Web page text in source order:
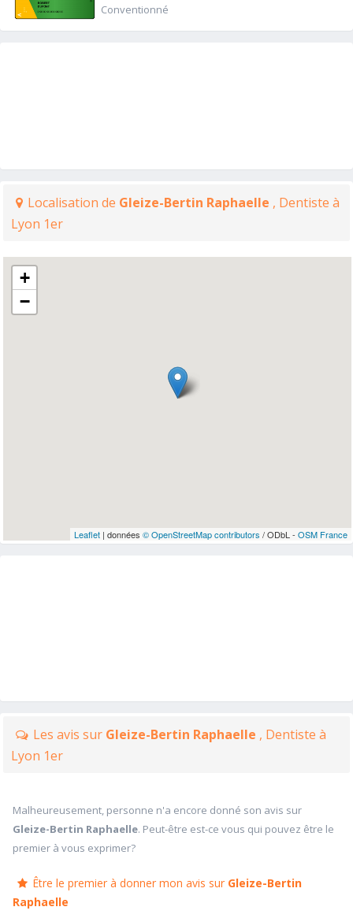
Conventionné
Localisation de Gleize-Bertin Raphaelle , Dentiste à
Lyon 1er
+
−
Leaflet| données © OpenStreetMap contributors / ODbL - OSM France
Les avis sur Gleize-Bertin Raphaelle , Dentiste à
Lyon 1er
Malheureusement, personne n'a encore donné son avis sur
Gleize-Bertin Raphaelle. Peut-être est-ce vous qui pouvez être le
premier à vous exprimer?
Être le premier à donner mon avis sur Gleize-Bertin
Raphaelle